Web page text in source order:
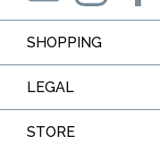
SHOPPING
LEGAL
STORE